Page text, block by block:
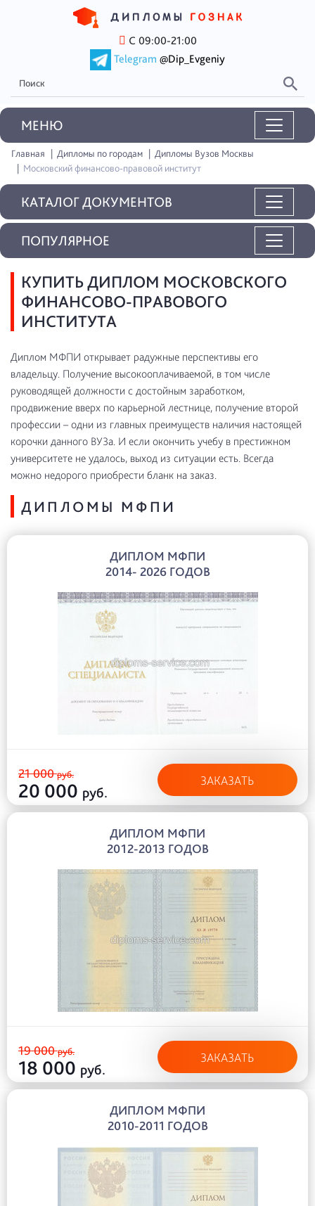
С 09:00-21:00
Telegram @Dip_Evgeniy
MEНЮ
Главная Дипломы по городам
Дипломы Вузов Москвы
Московский финансово-правовой институт
КАТАЛОГ ДОКУМЕНТОВ
КУПИТЬ ДИПЛОМ МОСКОВСКОГО
ФИНАНСОВО-ПРАВОВОГО
ИНСТИТУТА
Диплом МФПИ открывает радужные перспективы его
владельцу. Получение высокооплачиваемой, в том числе
руководящей должности с достойным заработком,
продвижение вверх по карьерной лестнице, получение второй
профессии – одни из главных преимуществ наличия настоящей
корочки данного ВУЗа. И если окончить учебу в престижном
университете не удалось, выход из ситуации есть. Всегда
можно недорого приобрести бланк на заказ.
ДИПЛОМЫ МФПИ
ДИПЛОМ МФПИ
2014- 2026 ГОДОВ
21 000руб.
20 000 руб.
ЗАКАЗАТЬ
ДИПЛОМ МФПИ
2012-2013 ГОДОВ
19 000руб.
18 000 руб.
ЗАКАЗАТЬ
ДИПЛОМ МФПИ
2010-2011 ГОДОВ
ПОПУЛЯРНОЕ